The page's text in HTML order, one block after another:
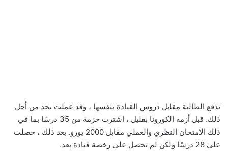
تدفع الطالبة مقابل دروس القيادة بنفسها ، وقد عملت بجد من أجل
ذلك. قبل أزمة الكورونا بقليل ، اشترت حزمة من 35 درسًا بما في
ذلك الامتحان النظري والعملي مقابل 2000 يورو. بعد ذلك ، حصلت
على 28 درسًا ولكن لم تحصل على رخصة قيادة بعد.